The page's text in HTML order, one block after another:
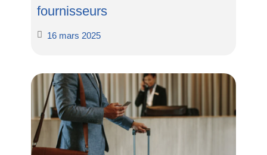
fournisseurs
16 mars 2025